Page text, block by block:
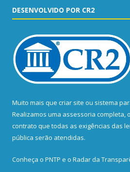
DESENVOLVIDO POR CR2
Muito mais que criar site ou sistema
Realizamos uma assessoria completa,
contrato que todas as exigências das
pública serão atendidas.
Conheça o PNTP e o Radar da